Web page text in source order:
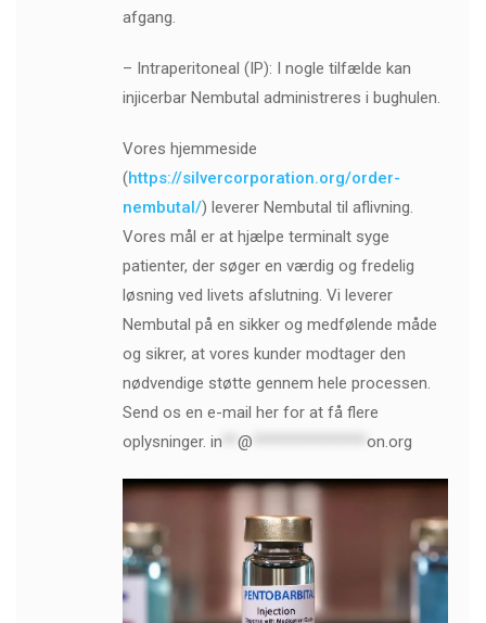
afgang.
– Intraperitoneal (IP): I nogle tilfælde kan
injicerbar Nembutal administreres i bughulen.
Vores hjemmeside
(https://silvercorporation.org/order-
nembutal/) leverer Nembutal til aflivning.
Vores mål er at hjælpe terminalt syge
patienter, der søger en værdig og fredelig
løsning ved livets afslutning. Vi leverer
Nembutal på en sikker og medfølende måde
og sikrer, at vores kunder modtager den
nødvendige støtte gennem hele processen.
Send os en e-mail her for at få flere
oplysninger. in @ on.org